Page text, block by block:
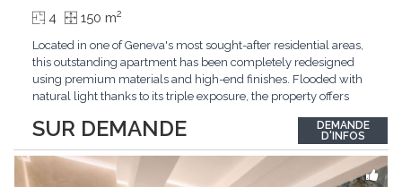
SUR DEMANDE
4 150 m2
Located in one of Geneva's most sought-after residential areas,
this outstanding apartment has been completely redesigned
using premium materials and high-end finishes. Flooded with
natural light thanks to its triple exposure, the property offers
master suite, elegant reception areas, and a spacious terrace
overlooking a peaceful and green...
DEMANDE
D'INFOS